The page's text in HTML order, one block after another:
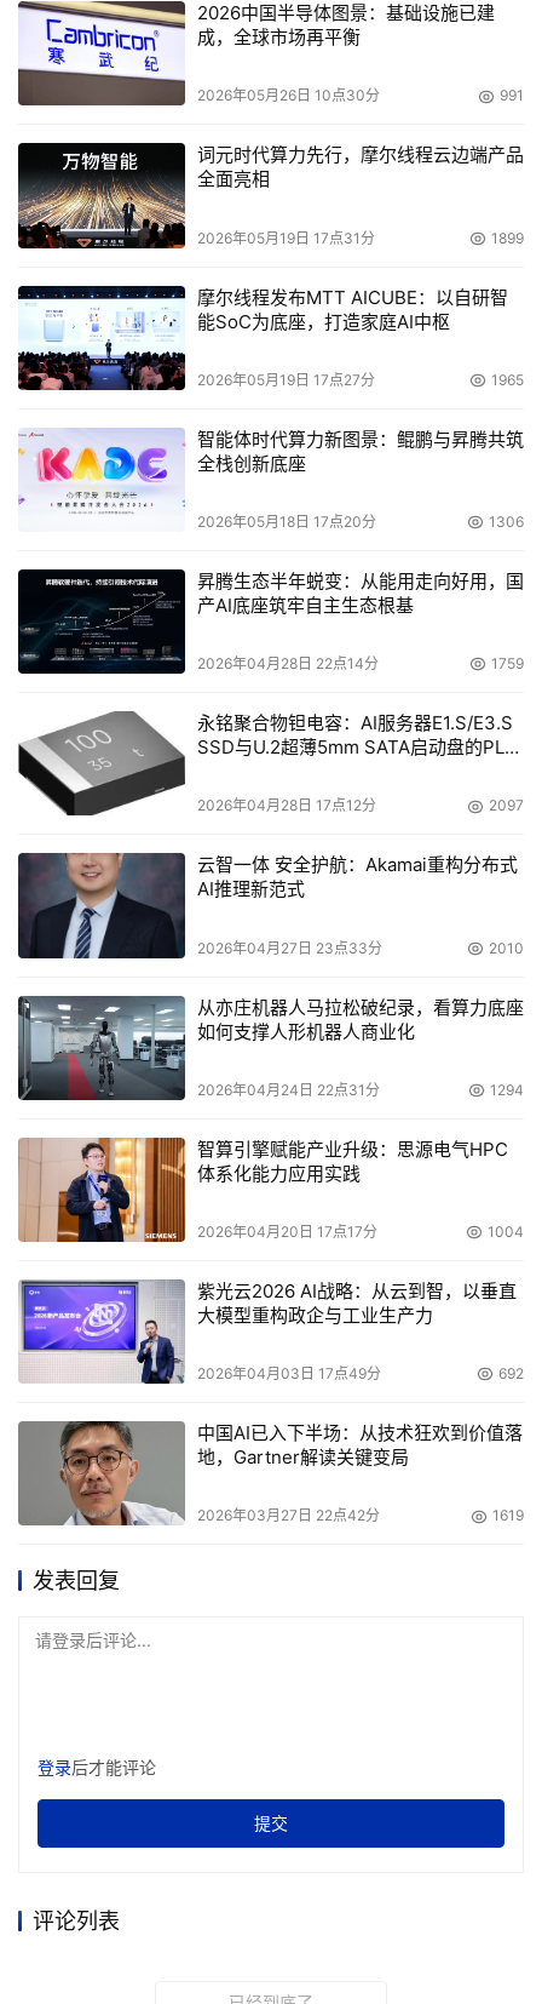
码。由于Apifox桌面客户端基于Electron框架开发且未严格
启用沙箱，该恶意脚本在用户主机上具备与本地应用等同的
高权限，能系统性窃取本地SSH私钥、Shell命令历史、API
务器。
投毒攻击展现出高度隐蔽与危害深远的特性：
试技术 ，结合隐秘通信机制，使传统安全检测难以发
现。部分攻击甚至利用Python的 .pth 文件机制或通过
篡改AI模型参考文档，实现在软件开发、编译甚至AI代
依赖链扩散：攻击常瞄准Axios 这类高权限、高普及率
的第三方组件。一旦此类底层库被“投毒”，依赖它的上
层应用乃至最终的AI应用生态都会在不知情的情况下引
“一次感染，全网蔓延”的传播效果。
损害纵深巨大
钥访问能力的开发运维人员作为初始目标，进而窃取服
务器凭据、云平台密钥、数据库连接串等资产。利用这
些资产，攻击者可轻松实现横向移动与二次渗透，将攻
击范围从单个开发者终端扩展至整个企业生产环境，甚
至核心业务系统
，对能源企业运营构成致命威胁。
此类攻击的破坏性在2025年5月某制造企业的案例中显露无
遗。该企业虽然安全系统在攻击触发0.5秒内即冻结了异常
进程并启动隔离恢复机制，但由于其工程开发环境在更早阶
病毒在极短时间内完成了加密锁定，导致公司核心图纸与生
产数据被彻底破坏，直接经济损失超过2000万元
3. 地缘政治“规锁”与合规风险：标准壁垒下的市场
壁垒
国际环境的变化使信息技术领域的竞争超越了技术本身，演
变为标准、规则与合规性的博弈。以欧盟《净零工业法案》
本土制造比例要求，实质上为中国等非欧盟地区的能源技术
产品（包括软件和智能设备）进入其市场设置了更高的壁
垒。同时，对特定国家、实体（如俄罗斯能源企业）的长臂
分的能源跨国交易面临随时可能被切断的风险。即便是通过
第三方的交易，也可能因美国的干预而中断，正如研究中指
出的中哈原油管道面临的“美国制裁许可的续约风险”。这些
“规锁”行为迫使能源企业必须评估和应对其信息技术生态可
能因 政治摩擦而“被脱钩”
二、 战略构建：韧性信息技术供应链的“居庸关
控、具有韧性的能源行业信息技术供应链，勾勒了涵盖技
术、管理、生态与安全四个维度的系统性战略路径。
围战”
2026中国半导体图景：基础设施已建
成，全球市场再平衡
2026年05月26日 10点30分 991
词元时代算力先行，摩尔线程云边端产品
全面亮相
2026年05月19日 17点31分 1899
摩尔线程发布MTT AICUBE：以自研智
能SoC为底座，打造家庭AI中枢
2026年05月19日 17点27分 1965
智能体时代算力新图景：鲲鹏与昇腾共筑
全栈创新底座
2026年05月18日 17点20分 1306
昇腾生态半年蜕变：从能用走向好用，国
产AI底座筑牢自主生态根基
2026年04月28日 22点14分 1759
永铭聚合物钽电容：AI服务器E1.S/E3.S
SSD与U.2超薄5mm SATA启动盘的PLP
2026年04月28日 17点12分 2097
云智一体 安全护航：Akamai重构分布式
AI推理新范式
2026年04月27日 23点33分 2010
从亦庄机器人马拉松破纪录，看算力底座
如何支撑人形机器人商业化
2026年04月24日 22点31分 1294
智算引擎赋能产业升级：思源电气HPC
体系化能力应用实践
2026年04月20日 17点17分 1004
紫光云2026 AI战略：从云到智，以垂直
大模型重构政企与工业生产力
2026年04月03日 17点49分 692
中国AI已入下半场：从技术狂欢到价值落
地，Gartner解读关键变局
2026年03月27日 22点42分 1619
发表回复
请登录后评论...
登录后才能评论
提交
评论列表